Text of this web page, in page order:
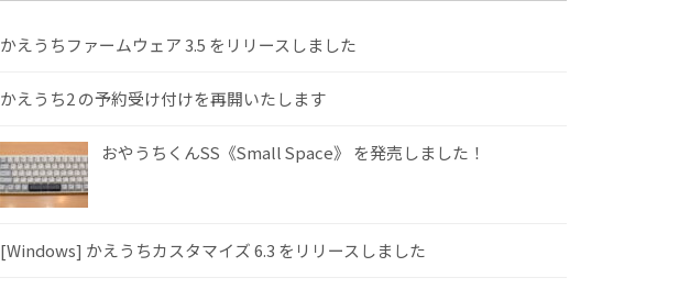
かえうちファームウェア 3.5 をリリースしました
かえうち2 の予約受け付けを再開いたします
おやうちくんSS《Small Space》 を発売しました！
[Windows] かえうちカスタマイズ 6.3 をリリースしました